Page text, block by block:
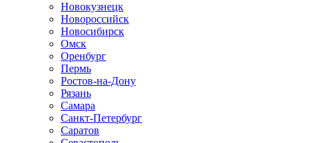
Новокузнецк
Новороссийск
Новосибирск
Омск
Оренбург
Пермь
Ростов-на-Дону
Рязань
Самара
Санкт-Петербург
Саратов